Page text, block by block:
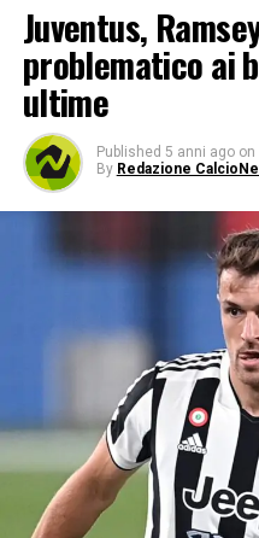
Juventus,
problematico ai
ultime
Published 5 anni ago on
By Redazione